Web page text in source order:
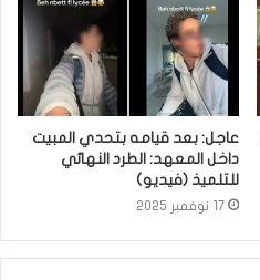
عاجل: بعد قيامه بتحدي المبيت
داخل المعهد: الطرد النهائي
للتلميذ (فيديو)
17 نوفمبر 2025